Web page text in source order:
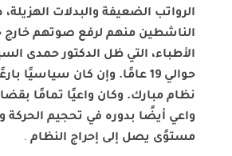
الرواتب الضعيفة والبدلات
الناشطين منهم لرفع صوتهم خارج
الأطباء، التي ظل الدكتور حمدى
حوالي 19 عامًا. وإن كان سياسيًا بارعًا، إلا إنه
نظام مبارك. وكان واعيًا تمامًا
واعي أيضًا بدوره في تحجيم الحركة
مستوًى يصل إلى إحراج النظام .